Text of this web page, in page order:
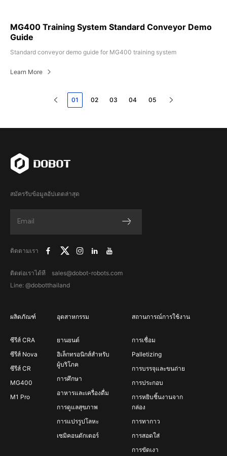
MG400 Training System Standard Conveyor Demo
Guide
Standard conveyor demo guide for MG400 training system
Learn More
01 02 03 04 05
สมัครรับข้อมูลอัปเดตล่าสุด
ติดตามเรา
ติดต่อเราได้ที sales@dobot-robots.com
Line: @dobotthailand
ผลิตภัณฑ์
ซีรีส์ CRA
ซีรีส์ Nova
ซีรีส์ CR
MG400
M1 Pro
อุตสาหกรรม
ยานยนต์
อิเล็กทรอนิกส์สำหรับ
ผู้บริโภค
การศึกษา
อาหารและเครื่องดื่ม
การดูแลสุขภาพ
การแปรรูปโลหะ
เซมิคอนดักเตอร์
สถานการณ์การใช้งาน
การเชื่อม
Palletizing
การบรรจุและขนถ่าย
การประกอบ
การหยิบชิ้นงานจาก
กล่อง
การทากาว
การสอดใส่
การขัดเงา